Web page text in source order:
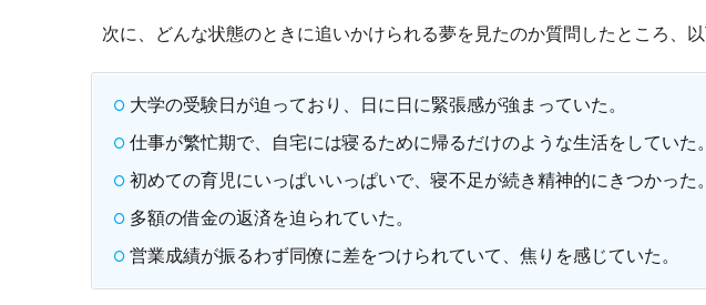
次に、どんな状態のときに追いかけられる夢を見たのか質問したところ、
大学の受験日が迫っており、日に日に緊張感が強まっていた。
仕事が繁忙期で、自宅には寝るために帰るだけのような生活をしていた。
初めての育児にいっぱいいっぱいで、寝不足が続き精神的にきつかった。
多額の借金の返済を迫られていた。
営業成績が振るわず同僚に差をつけられていて、焦りを感じていた。